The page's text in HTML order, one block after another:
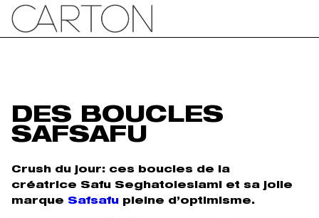
DES BOUCLES
SAFSAFU
Crush du jour: ces boucles de la
créatrice Safu Seghatoleslami et sa jolie
marque Safsafu pleine d’optimisme.